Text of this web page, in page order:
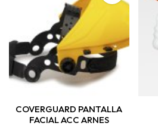
COVERGUARD PANTALLA
FACIAL ACC ARNES